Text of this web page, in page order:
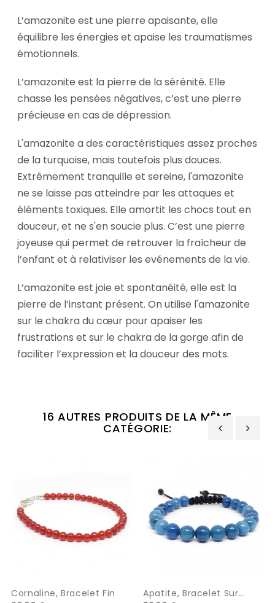
L’amazonite est une pierre apaisante, elle
équilibre les énergies et apaise les traumatismes
émotionnels.
L’amazonite est la pierre de la sérénité. Elle
chasse les pensées négatives, c’est une pierre
précieuse en cas de dépression.
L'amazonite a des caractéristiques assez proches
de la turquoise, mais toutefois plus douces.
Extrêmement tranquille et sereine, l'amazonite
ne se laisse pas atteindre par les attaques et
éléments toxiques. Elle amortit les chocs tout en
douceur, et ne s'en soucie plus. C’est une pierre
joyeuse qui permet de retrouver la fraîcheur de
l’enfant et à relativiser les evénements de la vie.
L’amazonite est joie et spontanéité, elle est la
pierre de l’instant présent. On utilise l'amazonite
sur le chakra du cœur pour apaiser les
frustrations et sur le chakra de la gorge afin de
faciliter l’expression et la douceur des mots.
16 AUTRES PRODUITS DE LA MÊME
CATÉGORIE:
Cornaline, Bracelet Fin Apatite, Bracelet Sur...